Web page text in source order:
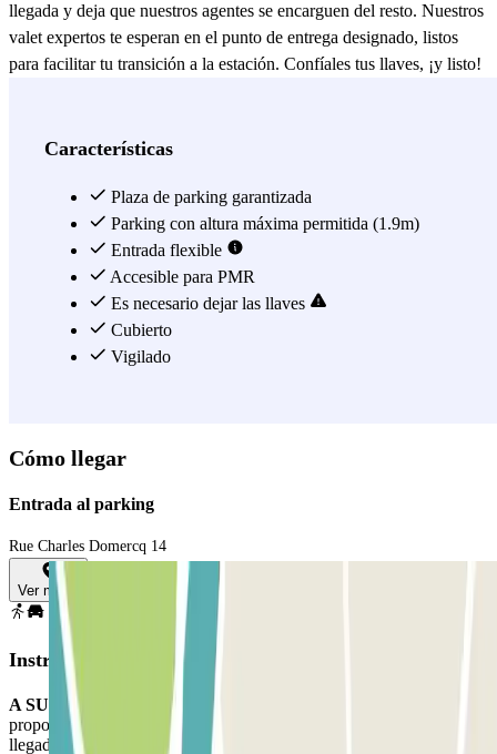
llegada y deja que nuestros agentes se encarguen del resto. Nuestros
valet expertos te esperan en el punto de entrega designado, listos
para facilitar tu transición a la estación. Confíales tus llaves, ¡y listo!
llegada, permitiéndote retomar el control rápidamente y sin
altamente seguro equipado con cámaras, te esperará cerca de la
estación, listo para llevarte de vuelta a tus planes con tranquilidad.
En Parclick, la flexibilidad es la palabra clave. En caso de cambios
en tus planes de viaje, puedes ajustar directamente tu reserva según
tus deseos. Estamos aquí para que tu experiencia de estacionamiento
sea lo más fluida posible. Gracias a Parclick, la conveniencia y el
servicio excepcional se encuentran para crear una experiencia de
Características
Plaza de parking garantizada
Parking con altura máxima permitida (1.9m)
Entrada flexible
Accesible para PMR
Es necesario dejar las llaves
Cubierto
Vigilado
Cómo llegar
Entrada al parking
Rue Charles Domercq 14
Ver mapa
Instrucciones
A SU LLEGADA:
Llame al estacionamiento utilizando el número
proporcionado en su reserva Parclick e informe sobre su hora de
llegada. Deje su vehículo en la Parada subterránea n.º 1 en la calle